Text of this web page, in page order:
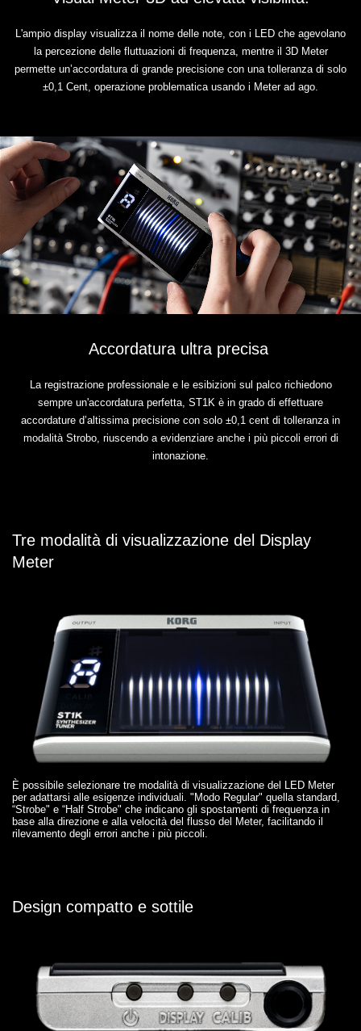
L'ampio display visualizza il nome delle note, con i LED che agevolano
la percezione delle fluttuazioni di frequenza, mentre il 3D Meter
permette un’accordatura di grande precisione con una tolleranza di solo
±0,1 Cent, operazione problematica usando i Meter ad ago.
Accordatura ultra precisa
La registrazione professionale e le esibizioni sul palco richiedono
sempre un'accordatura perfetta, ST1K è in grado di effettuare
accordature d’altissima precisione con solo ±0,1 cent di tolleranza in
modalità Strobo, riuscendo a evidenziare anche i più piccoli errori di
intonazione.
Tre modalità di visualizzazione del Display
Meter
È possibile selezionare tre modalità di visualizzazione del LED Meter
per adattarsi alle esigenze individuali. "Modo Regular" quella standard,
“Strobe" e “Half Strobe" che indicano gli spostamenti di frequenza in
base alla direzione e alla velocità del flusso del Meter, facilitando il
rilevamento degli errori anche i più piccoli.
Design compatto e sottile